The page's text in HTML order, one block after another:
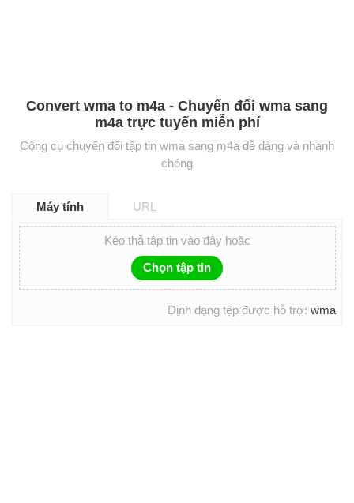
Convert wma to m4a - Chuyển đổi wma sang
m4a trực tuyến miễn phí
Công cụ chuyển đổi tập tin wma sang m4a dễ dàng và nhanh
chóng
Máy tính URL
Kéo thả tập tin vào đây hoặc
Chọn tập tin
Định dạng tệp được hỗ trợ: wma